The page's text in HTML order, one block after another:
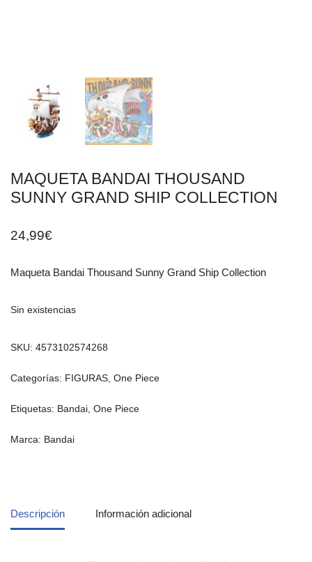
MAQUETA BANDAI THOUSAND
SUNNY GRAND SHIP COLLECTION
24,99€
Maqueta Bandai Thousand Sunny Grand Ship Collection
Sin existencias
SKU: 4573102574268
Categorías: FIGURAS One Piece
Etiquetas: Bandai One Piece
Marca: Bandai
Descripción Información adicional